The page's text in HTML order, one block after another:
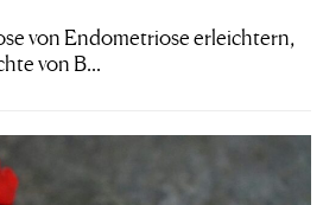
von Endometriose erleichtern,
von B...